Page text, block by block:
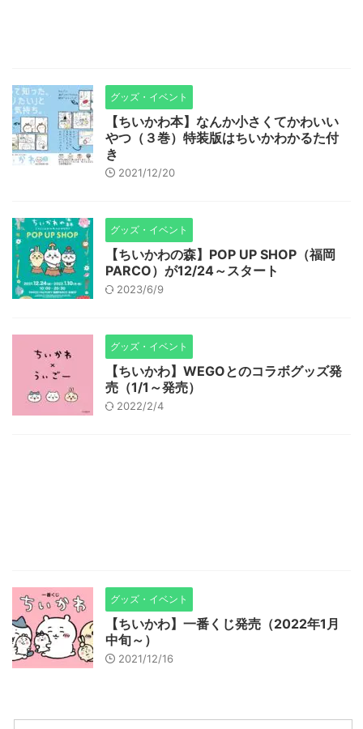
グッズ・イベント
【ちいかわ本】なんか小さくてかわいい
やつ（３巻）特装版はちいかわかるた付
き
2021/12/20
グッズ・イベント
【ちいかわの森】POP UP SHOP（福岡
PARCO）が12/24～スタート
2023/6/9
グッズ・イベント
【ちいかわ】WEGOとのコラボグッズ発
売（1/1～発売）
2022/2/4
グッズ・イベント
【ちいかわ】一番くじ発売（2022年1月
中旬～）
2021/12/16